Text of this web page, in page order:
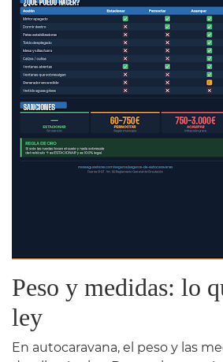
Peso y medidas: lo
ley
En autocaravana, el peso y las